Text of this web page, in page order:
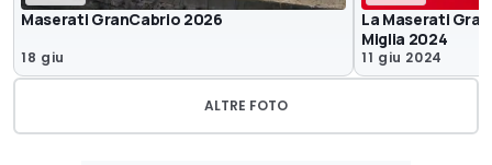
Maserati GranCabrio 2026
18 giu
La Maserati
Miglia 2024
11 giu 2024
ALTRE FOTO